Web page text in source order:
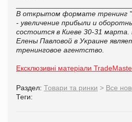
В открытом формате тренинг
- увеличение прибыли и
состоится в Киеве 30-31
Елены Павловой в Украине
тренинговое агентство.
Ексклюзивні матеріали
Раздел: Товари та ринки > Все
Теги: